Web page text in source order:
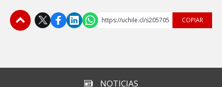
https://uchile.cl/s205705 COPIAR
NOTICIAS